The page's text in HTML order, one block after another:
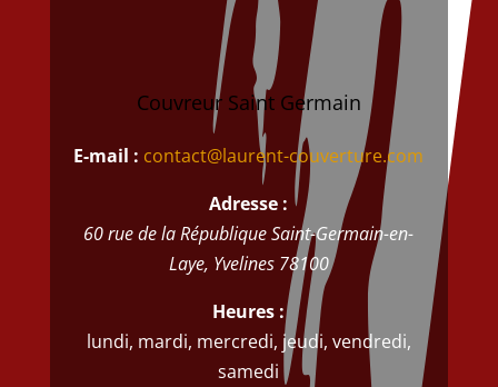
Couvreur Saint Germain
E-mail : contact@laurent-couverture.com
Adresse :
60 rue de la République Saint-Germain-en-
Laye, Yvelines 78100
Heures :
lundi, mardi, mercredi, jeudi, vendredi,
samedi